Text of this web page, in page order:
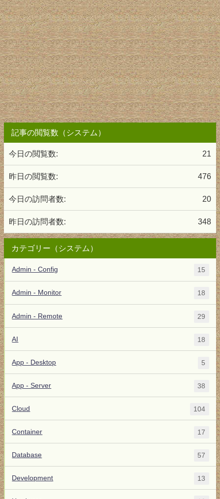
記事の閲覧数（システム）
21
今日の閲覧数:
476
昨日の閲覧数:
20
今日の訪問者数:
348
昨日の訪問者数:
カテゴリー（システム）
Admin - Config 15
Admin - Monitor 18
Admin - Remote 29
AI 18
App - Desktop 5
App - Server 38
Cloud 104
Container 17
Database 57
Development 13